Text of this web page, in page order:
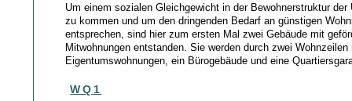
Um einem sozialen Gleichgewicht in der Bewohnerstruktur der
zu kommen und um den dringenden Bedarf an günstigen
entsprechen, sind hier zum ersten Mal zwei Gebäude mit
Mitwohnungen entstanden. Sie werden durch zwei Wohnzeilen
Eigentumswohnungen, ein Bürogebäude und eine
WQ1